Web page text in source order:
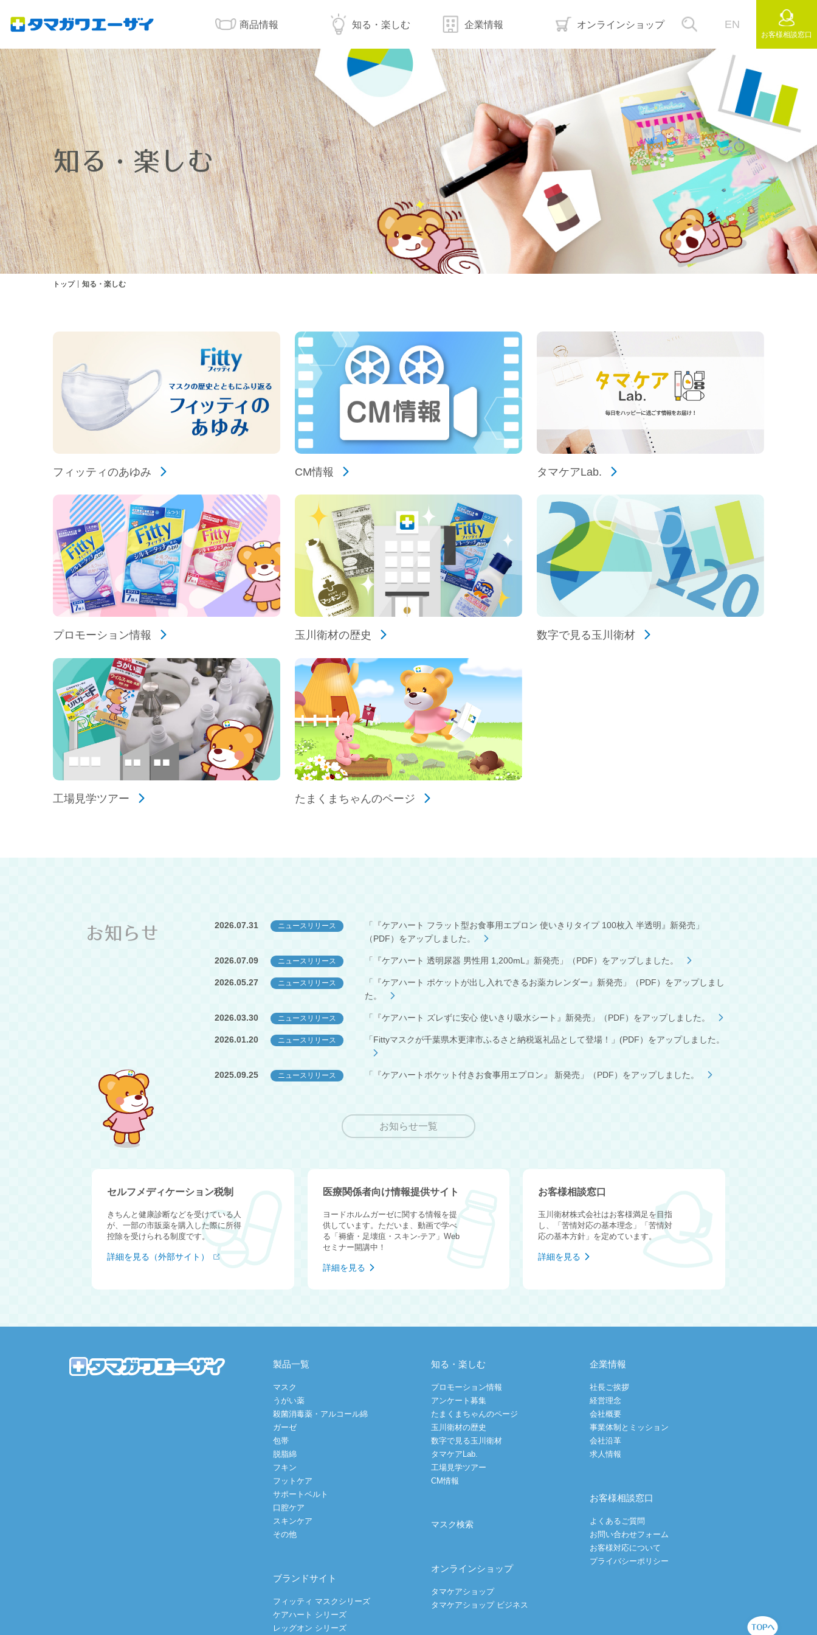
商品情報 知る・楽しむ 企業情報 オンラインショップ EN
お客様相談窓口
知る・楽しむ
トップ 知る・楽しむ
フィッティのあゆみ CM情報 タマケアLab.
プロモーション情報 玉川衛材の歴史 数字で見る玉川衛材
工場見学ツアー たまくまちゃんのページ
お知らせ 2026.07.31 ニュースリリース
「『ケアハート フラット型お食事用エプロン 使いきりタイプ 100枚入 半透明』新発売」
（PDF）をアップしました。
2026.07.09 ニュースリリース 「『ケアハート 透明尿器 男性用 1,200mL』新発売」（PDF）をアップしました。
2026.05.27 ニュースリリース
「『ケアハート ポケットが出し入れできるお薬カレンダー』新発売」（PDF）をアップしまし
た。
2026.03.30 ニュースリリース 「『ケアハート ズレずに安心 使いきり吸水シート』新発売」（PDF）をアップしました。
2026.01.20 ニュースリリース 「Fittyマスクが千葉県木更津市ふるさと納税返礼品として登場！」(PDF）をアップしました。
2025.09.25 ニュースリリース 「『ケアハートポケット付きお食事用エプロン』 新発売」（PDF）をアップしました。
お知らせ一覧
セルフメディケーション税制
きちんと健康診断などを受けている人
が、一部の市販薬を購入した際に所得
控除を受けられる制度です。
詳細を見る（外部サイト）
医療関係者向け情報提供サイト
ヨードホルムガーゼに関する情報を提
供しています。ただいま、動画で学べ
る「褥瘡・足壊疽・スキン-テア」Web
セミナー開講中！
詳細を見る
お客様相談窓口
玉川衛材株式会社はお客様満足を目指
し、「苦情対応の基本理念」「苦情対
応の基本方針」を定めています。
詳細を見る
製品一覧
マスク
うがい薬
殺菌消毒薬・アルコール綿
ガーゼ
包帯
脱脂綿
フキン
フットケア
サポートベルト
口腔ケア
スキンケア
その他
ブランドサイト
フィッティ マスクシリーズ
ケアハート シリーズ
レッグオン シリーズ
知る・楽しむ
プロモーション情報
アンケート募集
たまくまちゃんのページ
玉川衛材の歴史
数字で見る玉川衛材
タマケアLab.
工場見学ツアー
CM情報
マスク検索
オンラインショップ
タマケアショップ
タマケアショップ ビジネス
企業情報
社長ご挨拶
経営理念
会社概要
事業体制とミッション
会社沿革
求人情報
お客様相談窓口
よくあるご質問
お問い合わせフォーム
お客様対応について
プライバシーポリシー